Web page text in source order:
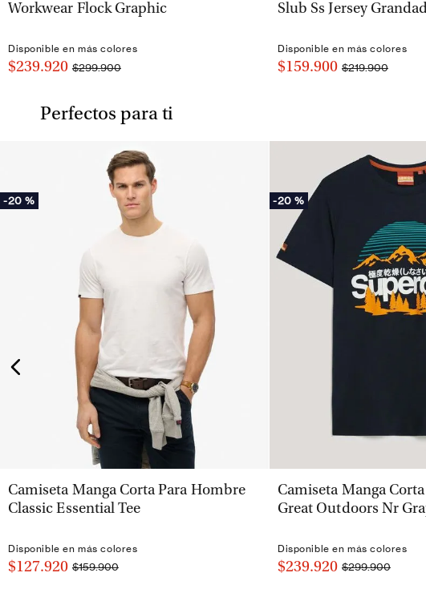
Workwear Flock Graphic
Disponible en más colores
$239.920 $299.900
Slub Ss Jersey
Disponible en más colores
$159.900 $219.900
Perfectos para ti
-20 %
VISTA RÁPIDA
Camiseta Manga Corta Para Hombre
Classic Essential Tee
Disponible en más colores
$127.920 $159.900
-20 %
VISTA
Camiseta Manga
Great Outdoors Nr
Disponible en más colores
$239.920 $299.900